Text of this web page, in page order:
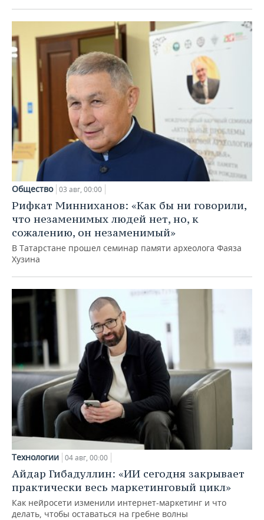
Общество 03 авг, 00:00
Рифкат Минниханов: «Как бы ни говорили,
что незаменимых людей нет, но, к
сожалению, он незаменимый»
В Татарстане прошел семинар памяти археолога Фаяза
Хузина
Технологии 04 авг, 00:00
Айдар Гибадуллин: «ИИ сегодня закрывает
практически весь маркетинговый цикл»
Как нейросети изменили интернет-маркетинг и что
делать, чтобы оставаться на гребне волны